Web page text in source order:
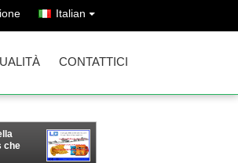
Italian
CONTATTICI
che